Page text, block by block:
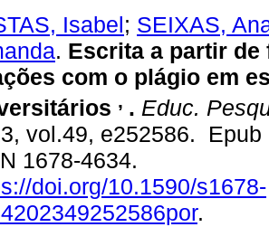
Isabel; SEIXAS,
. Escrita a partir de
com o plágio em
, . Educ.
vol.49, e252586. Epub
1678-4634.
doi.org/10.1590/s1678-
.